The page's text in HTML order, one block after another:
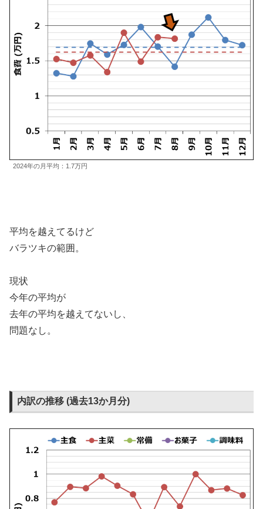
2024年の月平均：1.7万円
平均を越えてるけど
バラツキの範囲。
現状
今年の平均が
去年の平均を越えてないし、
問題なし。
内訳の推移 (過去13か月分)